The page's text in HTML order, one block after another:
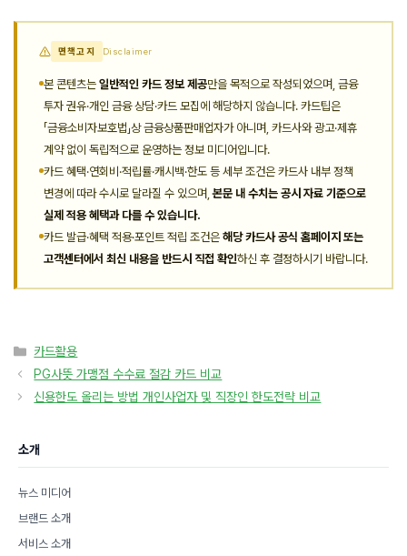
면책고지 Disclaimer
본 콘텐츠는 일반적인 카드 정보 제공만을 목적으로 작성되었으며, 금융
투자 권유·개인 금융 상담·카드 모집에 해당하지 않습니다. 카드팁은
「금융소비자보호법」상 금융상품판매업자가 아니며, 카드사와 광고·제휴
계약 없이 독립적으로 운영하는 정보 미디어입니다.
카드 혜택·연회비·적립률·캐시백·한도 등 세부 조건은 카드사 내부 정책
변경에 따라 수시로 달라질 수 있으며,본문 내 수치는 공시 자료 기준으로
실제 적용 혜택과 다를 수 있습니다.
카드 발급·혜택 적용·포인트 적립 조건은 해당 카드사 공식 홈페이지 또는
고객센터에서 최신 내용을 반드시 직접 확인하신 후 결정하시기 바랍니다.
카
테
리
카드활용
PG사뜻 가맹점 수수료 절감 카드 비교
신용한도 올리는 방법 개인사업자 및 직장인 한도전략 비교
소개
뉴스 미디어
브랜드 소개
서비스 소개